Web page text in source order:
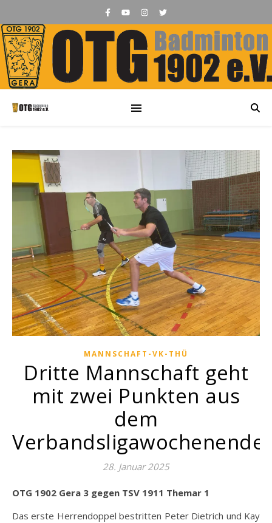
MANNSCHAFT-VK-THÜ
Dritte Mannschaft geht
mit zwei Punkten aus
dem
Verbandsligawochenende
28. Januar 2025
OTG 1902 Gera 3 gegen TSV 1911 Themar 1
Das erste Herrendoppel bestritten Peter Dietrich und Kay